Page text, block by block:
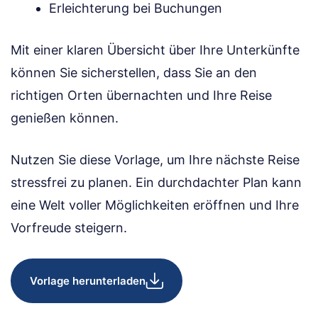
Erleichterung bei Buchungen
Mit einer klaren Übersicht über Ihre Unterkünfte
können Sie sicherstellen, dass Sie an den
richtigen Orten übernachten und Ihre Reise
genießen können.
Nutzen Sie diese Vorlage, um Ihre nächste Reise
stressfrei zu planen. Ein durchdachter Plan kann
eine Welt voller Möglichkeiten eröffnen und Ihre
Vorfreude steigern.
Vorlage herunterladen